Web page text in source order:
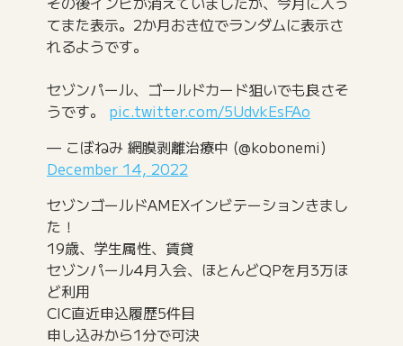
てまた表示。2か月おき位でランダムに表示さ
れるようです。
セゾンパール、ゴールドカード狙いでも良さそ
うです。 pic.twitter.com/5UdvkEsFAo
— こぼねみ 網膜剥離治療中 (@kobonemi)
December 14, 2022
セゾンゴールドAMEXインビテーションきまし
た！
19歳、学生属性、賃貸
セゾンパール4月入会、ほとんどQPを月3万ほ
ど利用
CIC直近申込履歴5件目
申し込みから1分で可決